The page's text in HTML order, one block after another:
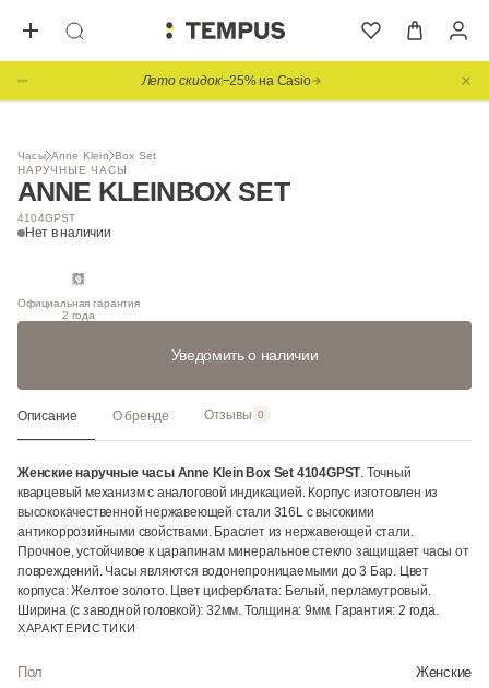
Лето скидок−25% на Casio
Часы Anne Klein Box Set
НАРУЧНЫЕ ЧАСЫ
ANNE KLEINBOX SET
4104GPST
Нет в наличии
Официальная гарантия
2 года
Уведомить о наличии
Описание О бренде Отзывы 0
Женские наручные часы Anne Klein Box Set 4104GPST. Точный
кварцевый механизм с аналоговой индикацией. Корпус изготовлен из
высококачественной нержавеющей стали 316L с высокими
антикоррозийными свойствами. Браслет из нержавеющей стали.
Прочное, устойчивое к царапинам минеральное стекло защищает часы от
повреждений. Часы являются водонепроницаемыми до 3 Бар. Цвет
корпуса: Желтое золото. Цвет циферблата: Белый, перламутровый.
Ширина (с заводной головкой): 32мм. Толщина: 9мм. Гарантия: 2 года.
ХАРАКТЕРИСТИКИ
Пол Женские